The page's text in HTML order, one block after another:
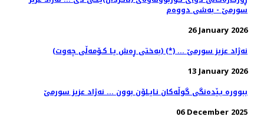
سورمێ - به‌شی دووه‌م
26 January 2026
(به‌ختی ڕه‌ش یـا كـۆمه‌ڵی چه‌وت) (*) ... نه‌ژاد عزیز سورمێ
13 January 2026
ببووره‌ بـێده‌نگی گوڵه‌كان نـایـلۆن بوون ... نه‌ژاد عزیز سورمێ
06 December 2025